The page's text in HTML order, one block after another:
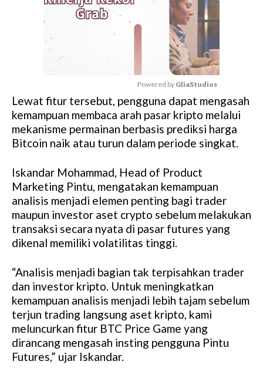
M
u
t
e
Powered by GliaStudios
Lewat fitur tersebut, pengguna dapat mengasah
kemampuan membaca arah pasar kripto melalui
mekanisme permainan berbasis prediksi harga
Bitcoin naik atau turun dalam periode singkat.
Iskandar Mohammad, Head of Product
Marketing Pintu, mengatakan kemampuan
analisis menjadi elemen penting bagi trader
maupun investor aset crypto sebelum melakukan
transaksi secara nyata di pasar futures yang
dikenal memiliki volatilitas tinggi.
“Analisis menjadi bagian tak terpisahkan trader
dan investor kripto. Untuk meningkatkan
kemampuan analisis menjadi lebih tajam sebelum
terjun trading langsung aset kripto, kami
meluncurkan fitur BTC Price Game yang
dirancang mengasah insting pengguna Pintu
Futures,” ujar Iskandar.